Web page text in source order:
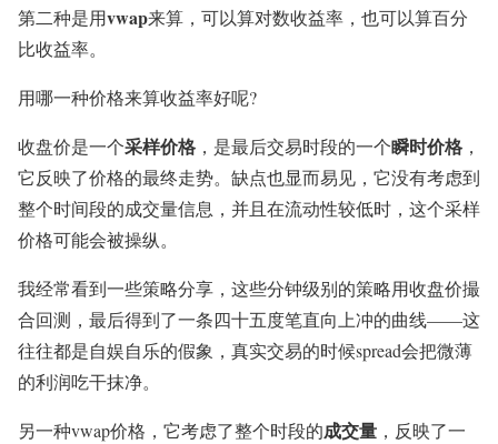
第二种是用vwap来算，可以算对数收益率，也可以算百分
比收益率。
用哪一种价格来算收益率好呢?
收盘价是一个采样价格 ，是最后交易时段的一个瞬时价格 ，
它反映了价格的最终走势。缺点也显而易见，它没有考虑到
整个时间段的成交量信息，并且在流动性较低时，这个采样
价格可能会被操纵。
我经常看到一些策略分享，这些分钟级别的策略用收盘价撮
合回测，最后得到了一条四十五度笔直向上冲的曲线——这
往往都是自娱自乐的假象，真实交易的时候spread会把微薄
的利润吃干抹净。
另一种vwap价格，它考虑了整个时段的成交量 ，反映了一